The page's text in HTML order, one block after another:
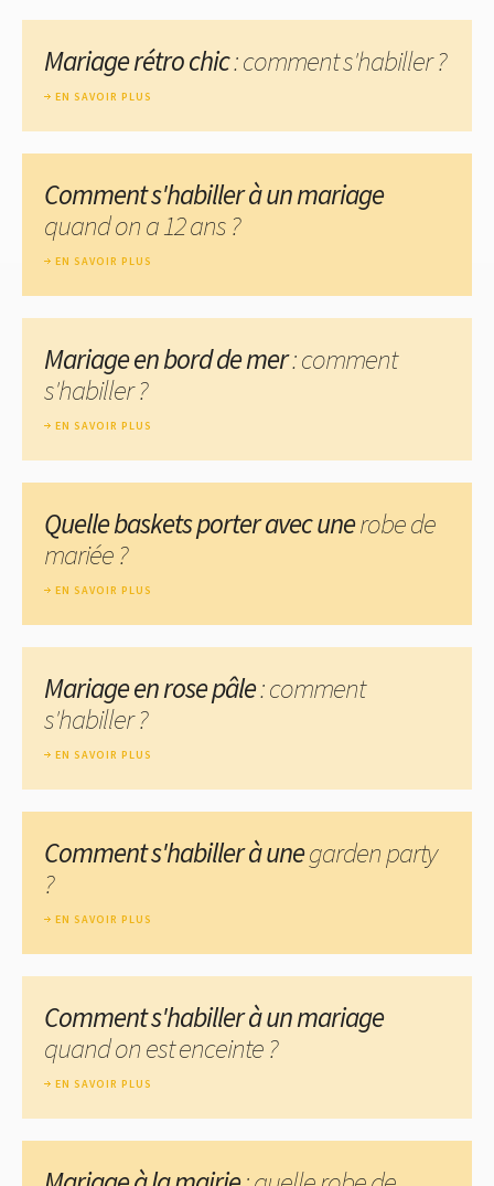
Mariage rétro chic: comment s'habiller ?
EN SAVOIR PLUS
Comment s'habiller à un mariage
quand on a 12 ans ?
EN SAVOIR PLUS
Mariage en bord de mer: comment
s'habiller ?
EN SAVOIR PLUS
Quelle baskets porter avec unerobe de
mariée ?
EN SAVOIR PLUS
Mariage en rose pâle: comment
s'habiller ?
EN SAVOIR PLUS
Comment s'habiller à unegarden party
?
EN SAVOIR PLUS
Comment s'habiller à un mariage
quand on est enceinte ?
EN SAVOIR PLUS